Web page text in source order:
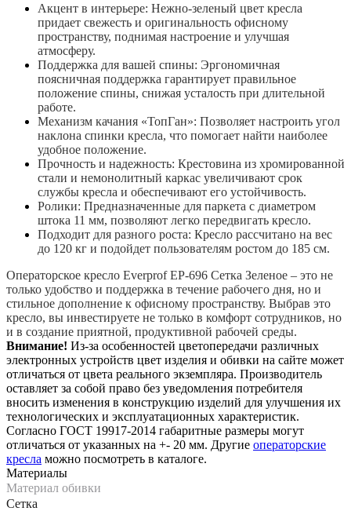
Акцент в интерьере: Нежно-зеленый цвет кресла
придает свежесть и оригинальность офисному
пространству, поднимая настроение и улучшая
атмосферу.
Поддержка для вашей спины: Эргономичная
поясничная поддержка гарантирует правильное
положение спины, снижая усталость при длительной
работе.
Механизм качания «ТопГан»: Позволяет настроить угол
наклона спинки кресла, что помогает найти наиболее
удобное положение.
Прочность и надежность: Крестовина из хромированной
стали и немонолитный каркас увеличивают срок
службы кресла и обеспечивают его устойчивость.
Ролики: Предназначенные для паркета с диаметром
штока 11 мм, позволяют легко передвигать кресло.
Подходит для разного роста: Кресло рассчитано на вес
до 120 кг и подойдет пользователям ростом до 185 см.
Операторское кресло Everprof EP-696 Сетка Зеленое – это не
только удобство и поддержка в течение рабочего дня, но и
стильное дополнение к офисному пространству. Выбрав это
кресло, вы инвестируете не только в комфорт сотрудников, но
и в создание приятной, продуктивной рабочей среды.
Внимание! Из-за особенностей цветопередачи различных
электронных устройств цвет изделия и обивки на сайте может
отличаться от цвета реального экземпляра. Производитель
оставляет за собой право без уведомления потребителя
вносить изменения в конструкцию изделий для улучшения их
технологических и эксплуатационных характеристик.
Согласно ГОСТ 19917-2014 габаритные размеры могут
отличаться от указанных на +- 20 мм. Другие операторские
кресла можно посмотреть в каталоге.
Материалы
Материал обивки
Сетка